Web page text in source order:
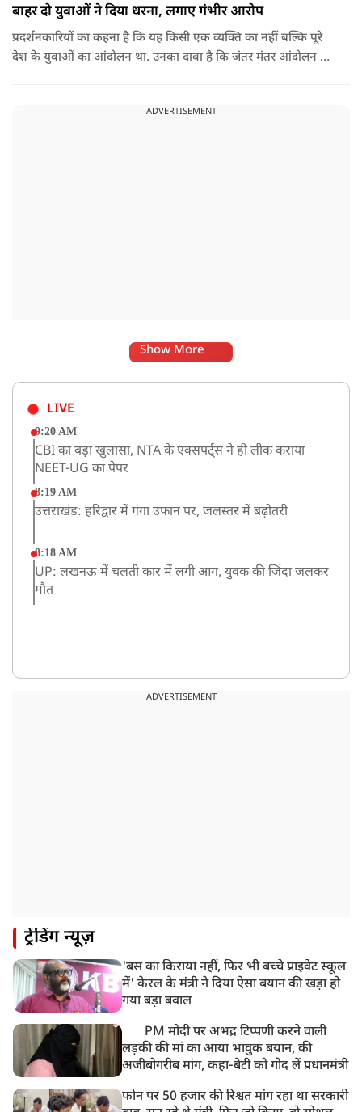
बाहर दो युवाओं ने दिया धरना, लगाए गंभीर आरोप
प्रदर्शनकारियों का कहना है कि यह किसी एक व्यक्ति का नहीं बल्कि पूरे
देश के युवाओं का आंदोलन था. उनका दावा है कि जंतर मंतर आंदोलन से
ADVERTISEMENT
Show More
LIVE
9:20 AM
CBI का बड़ा खुलासा, NTA के एक्सपर्ट्स ने ही लीक कराया
NEET-UG का पेपर
8:19 AM
उत्तराखंड: हरिद्वार में गंगा उफान पर, जलस्तर में बढ़ोतरी
8:18 AM
UP: लखनऊ में चलती कार में लगी आग, युवक की जिंदा जलकर
मौत
ADVERTISEMENT
ट्रेंडिंग न्यूज़
'बस का किराया नहीं, फिर भी बच्चे प्राइवेट स्कूल
में' केरल के मंत्री ने दिया ऐसा बयान की खड़ा हो
गया बड़ा बवाल
PM मोदी पर अभद्र टिप्पणी करने वाली
लड़की की मां का आया भावुक बयान, की
अजीबोगरीब मांग, कहा-बेटी को गोद लें प्रधानमंत्री
फोन पर 50 हजार की रिश्वत मांग रहा था सरकारी